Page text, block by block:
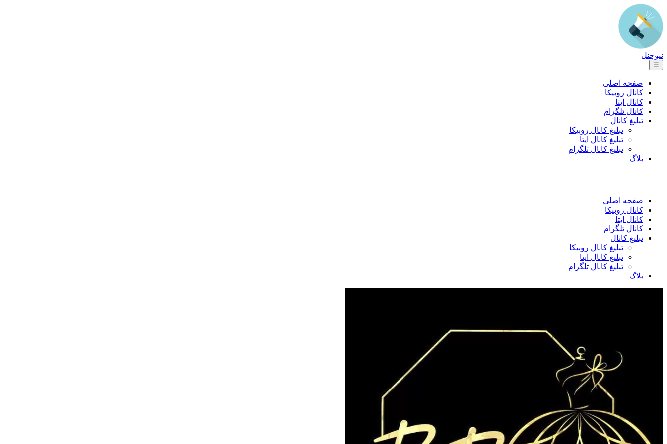
نیوچنل
☰
صفحه اصلی
کانال روبیکا
کانال ایتا
کانال تلگرام
تبلیغ کانال
تبلیغ کانال روبیکا
تبلیغ کانال ایتا
تبلیغ کانال تلگرام
بلاگ
صفحه اصلی
کانال روبیکا
کانال ایتا
کانال تلگرام
تبلیغ کانال
تبلیغ کانال روبیکا
تبلیغ کانال ایتا
تبلیغ کانال تلگرام
بلاگ